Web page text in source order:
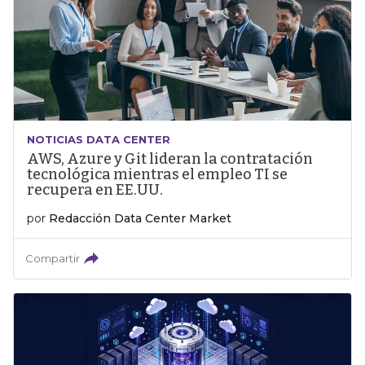
NOTICIAS DATA CENTER
AWS, Azure y Git lideran la contratación
tecnológica mientras el empleo TI se
recupera en EE.UU.
por Redacción Data Center Market
Compartir